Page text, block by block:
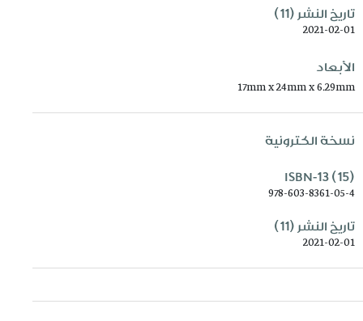
تاريخ النشر (11)
2021-02-01
الأبعاد
17mm x 24mm x 6.29mm
نسخة الكترونية
ISBN-13 (15)
978-603-8361-05-4
تاريخ النشر (11)
2021-02-01